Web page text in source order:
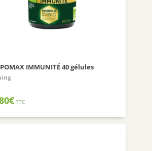
SANTE VERTE
ARKOPHARMA
PHYTO SUD
IMMUNITÉ 40 gélules
€ TTC